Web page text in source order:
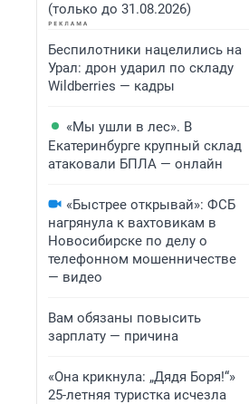
(только до 31.08.2026)
Беспилотники нацелились на
Урал: дрон ударил по складу
Wildberries — кадры
«Мы ушли в лес». В
Екатеринбурге крупный склад
атаковали БПЛА — онлайн
«Быстрее открывай»: ФСБ
нагрянула к вахтовикам в
Новосибирске по делу о
телефонном мошенничестве
— видео
Вам обязаны повысить
зарплату — причина
«Она крикнула: „Дядя Боря!“»
25-летняя туристка исчезла